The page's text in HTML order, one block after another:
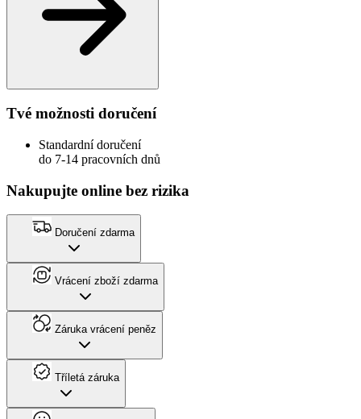
Tvé možnosti doručení
Standardní doručení
do 7-14 pracovních dnů
Nakupujte online bez rizika
Doručení zdarma
Vrácení zboží zdarma
Záruka vrácení peněz
Tříletá záruka